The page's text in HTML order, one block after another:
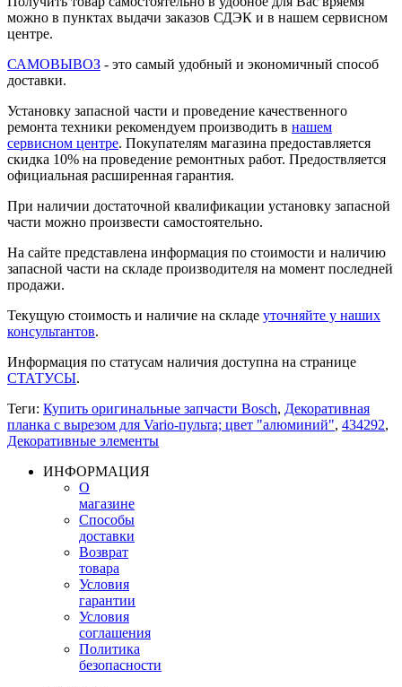
можно в пунктах выдачи заказов СДЭК и в нашем сервисном
центре.
САМОВЫВОЗ - это самый удобный и экономичный способ
доставки.
Установку запасной части и проведение качественного
ремонта техники рекомендуем производить в нашем
сервисном центре. Покупателям магазина предоставляется
скидка 10% на проведение ремонтных работ. Предоствляется
официальная расширенная гарантия.
При наличии достаточной квалификации установку запасной
части можно произвести самостоятельно.
На сайте представлена информация по стоимости и наличию
запасной части на складе производителя на момент последней
продажи.
Текущую стоимость и наличие на складе уточняйте у наших
консультантов.
Информация по статусам наличия доступна на странице
СТАТУСЫ.
Теги: Купить оригинальные запчасти Bosch, Декоративная
планка с вырезом для Vario-пульта; цвет "алюминий", 434292,
Декоративные элементы
ИНФОРМАЦИЯ
О
магазине
Способы
доставки
Возврат
товара
Условия
гарантии
Условия
соглашения
Политика
безопасности